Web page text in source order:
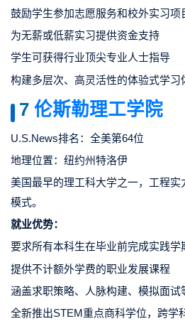
鼓励学生参加志愿服务和校外实习项
为无薪或低薪实习提供资金支持
学生可获得行业顶尖专业人士指导
构建多层次、高灵活性的体验式学习
7 伦斯勒理工学院
U.S.News排名：全美第64位
地理位置：纽约州特洛伊
美国最早的理工科大学之一，工程
模式。
就业优势：
要求所有本科生在毕业前完成实践学
提供不计额外学费的职业发展课程
涵盖求职策略、人脉构建、模拟面试
全新推出STEM重点商科学位，跨学